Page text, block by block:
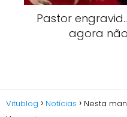
Pastor
agora
Vitublog Notícias
Nesta